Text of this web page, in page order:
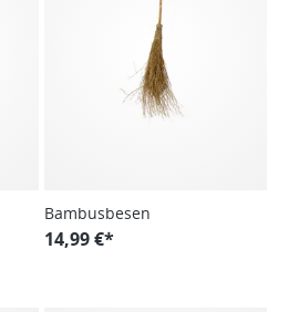
Bambusbesen
14,99 €*